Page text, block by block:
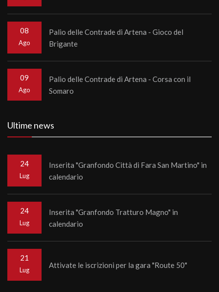
08
Ago
Palio delle Contrade di Artena - Gioco del
Brigante
09
Ago
Palio delle Contrade di Artena - Corsa con il
Somaro
Ultime news
24
Lug
Inserita "Granfondo Città di Fara San Martino" in
calendario
24
Lug
Inserita "Granfondo Tratturo Magno" in
calendario
21
Lug
Attivate le iscrizioni per la gara "Route 50"